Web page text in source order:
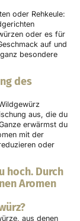
oder Rehkeule:
oder es für
auf und
besondere
des
aus, die du
erwärmst du
mit der
oder
hoch. Durch
Aromen
aus denen